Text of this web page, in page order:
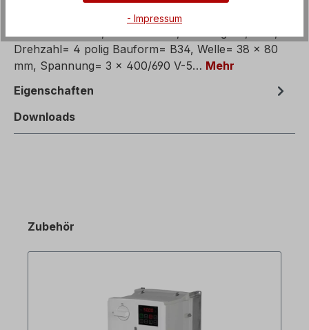
Drehzahl= 4 polig Bauform= B34, Welle= 38 x 80
mm, Spannung= 3 x 400/690 V-5… Mehr
Eigenschaften
Downloads
Zubehör
- Impressum